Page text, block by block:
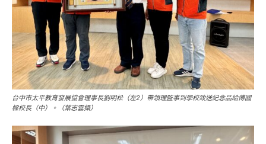
台中市太平教育發展協會理事長劉明松（左2）帶領理監事到學校致送紀念品給傅國
樑校長（中）。（葉志雲攝）